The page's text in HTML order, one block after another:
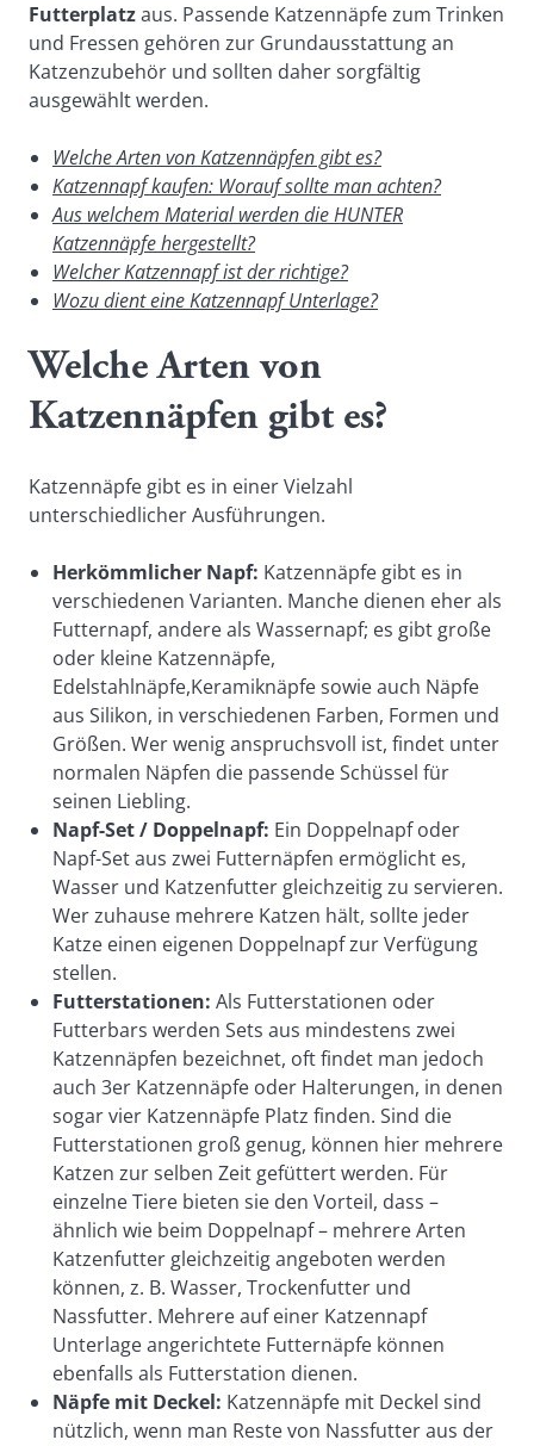
Futterplatzaus. Passende Katzennäpfe zum Trinken
und Fressen gehören zur Grundausstattung an
Katzenzubehör und sollten daher sorgfältig
ausgewählt werden.
Welche Arten von Katzennäpfen gibt es?
Katzennapf kaufen: Worauf sollte man achten?
Aus welchem Material werden die HUNTER
Katzennäpfe hergestellt?
Welcher Katzennapf ist der richtige?
Wozu dient eine Katzennapf Unterlage?
Welche Arten von
Katzennäpfen gibt es?
Katzennäpfe gibt es in einer Vielzahl
unterschiedlicher Ausführungen.
Herkömmlicher Napf: Katzennäpfe gibt es in
verschiedenen Varianten. Manche dienen eher als
Futternapf, andere als Wassernapf; es gibt große
oder kleine Katzennäpfe,
Edelstahlnäpfe,Keramiknäpfe sowie auch Näpfe
aus Silikon, in verschiedenen Farben, Formen und
Größen. Wer wenig anspruchsvoll ist, findet unter
normalen Näpfen die passende Schüssel für
seinen Liebling.
Napf-Set / Doppelnapf: Ein Doppelnapf oder
Napf-Set aus zwei Futternäpfen ermöglicht es,
Wasser und Katzenfutter gleichzeitig zu servieren.
Wer zuhause mehrere Katzen hält, sollte jeder
Katze einen eigenen Doppelnapf zur Verfügung
stellen.
Futterstationen: Als Futterstationen oder
Futterbars werden Sets aus mindestens zwei
Katzennäpfen bezeichnet, oft findet man jedoch
auch 3er Katzennäpfe oder Halterungen, in denen
sogar vier Katzennäpfe Platz finden. Sind die
Futterstationen groß genug, können hier mehrere
Katzen zur selben Zeit gefüttert werden. Für
einzelne Tiere bieten sie den Vorteil, dass –
ähnlich wie beim Doppelnapf – mehrere Arten
Katzenfutter gleichzeitig angeboten werden
können, z. B. Wasser, Trockenfutter und
Nassfutter. Mehrere auf einer Katzennapf
Unterlage angerichtete Futternäpfe können
ebenfalls als Futterstation dienen.
Näpfe mit Deckel: Katzennäpfe mit Deckel sind
nützlich, wenn man Reste von Nassfutter aus der